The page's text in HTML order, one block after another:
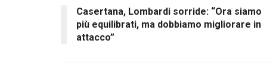
Casertana, Lombardi sorride: “Ora siamo
più equilibrati, ma dobbiamo migliorare in
attacco”